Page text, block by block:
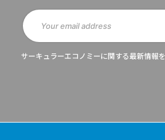
サーキュラーエコノミーに関する最新情報を